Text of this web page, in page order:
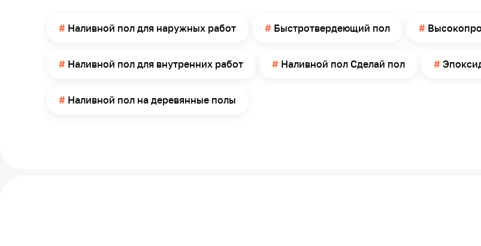
Метод нанесения
Кисть, Валик, Распылитель
Срок годности
1.5
Наливной пол для наружных работ Быстротвердеющий пол
Наливной пол для внутренних работ Наливной пол Сделай пол
Наливной пол на деревянные полы